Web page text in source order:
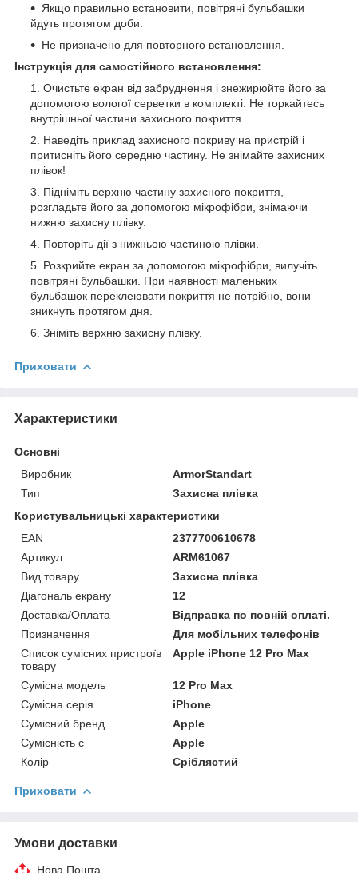
Якщо правильно встановити, повітряні бульбашки
йдуть протягом доби.
Не призначено для повторного встановлення.
Інструкція для самостійного встановлення:
Очистьте екран від забруднення і знежирюйте його за
допомогою вологої серветки в комплекті. Не торкайтесь
внутрішньої частини захисного покриття.
Наведіть приклад захисного покриву на пристрій і
притисніть його середню частину. Не знімайте захисних
плівок!
Підніміть верхню частину захисного покриття,
розгладьте його за допомогою мікрофібри, знімаючи
нижню захисну плівку.
Повторіть дії з нижньою частиною плівки.
Розкрийте екран за допомогою мікрофібри, вилучіть
повітряні бульбашки. При наявності маленьких
бульбашок переклеювати покриття не потрібно, вони
зникнуть протягом дня.
Зніміть верхню захисну плівку.
Приховати
Характеристики
Основні
Виробник
ArmorStandart
Тип
Захисна плівка
Користувальницькі характеристики
EAN
2377700610678
Артикул
ARM61067
Вид товару
Захисна плівка
Діагональ екрану
12
Доставка/Оплата
Відправка по повній оплаті.
Призначення
Для мобільних телефонів
Список сумісних пристроїв
товару
Apple iPhone 12 Pro Max
Сумісна модель
12 Pro Max
Сумісна серія
iPhone
Сумісний бренд
Apple
Сумісність с
Apple
Колір
Сріблястий
Приховати
Умови доставки
Нова Пошта